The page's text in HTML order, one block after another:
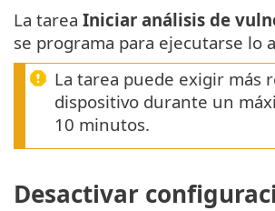
La tarea Iniciar análisis de
se programa para ejecutarse lo
La tarea puede exigir más
dispositivo durante un
10 minutos.
Desactivar